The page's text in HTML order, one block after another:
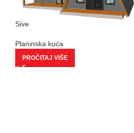
Sive
Planinska kuća
PROČITAJ VIŠE